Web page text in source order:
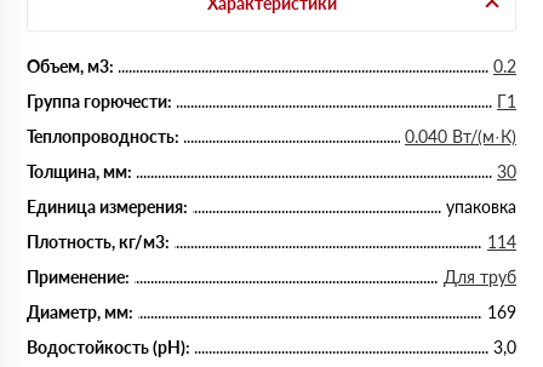
Объем, м3:
0.2
Группа горючести:
Г1
Теплопроводность:
0.040 Вт/(м·К)
Толщина, мм:
30
Единица измерения:
упаковка
Плотность, кг/м3:
114
Применение:
Для труб
Диаметр, мм:
169
Водостойкость (рН):
3,0